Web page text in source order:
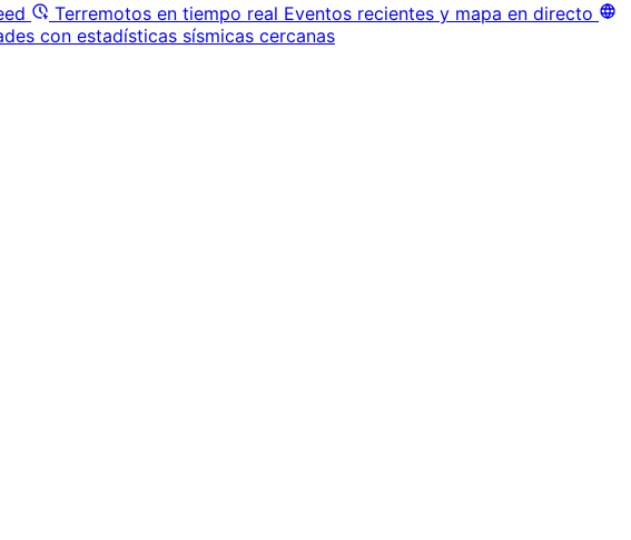
Terremotos en tiempo real Eventos recientes y mapa en directo
con estadísticas sísmicas cercanas